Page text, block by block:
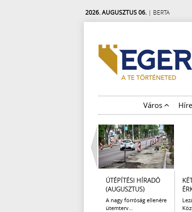
2026. AUGUSZTUS 06. | BERTA
Város
ÚTÉPÍTÉSI HÍRADÓ
(AUGUSZTUS)
A nagy forróság ellenére
ütemterv...